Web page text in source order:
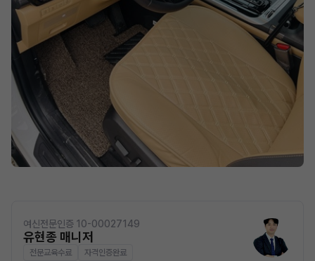
여신전문인증 10-00027149
유현종 매니저
전문교육수료 자격인증완료